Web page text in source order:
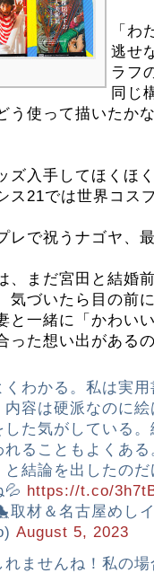
「わ
逃せ
ラフ
同じ
う使って描いたか
ズ入手してほくほ
ス21では世界コス
レで祝うナゴヤ、
、まだ宮田と結婚
気づいたら目の前
と一緒に「かわい
った想い出がある
くわかる。私は実
内容は硬派なのに
した気がしている
れることもよくあ
と結論を出したの
💦 https://t.co/
取材＆名古屋めし
August 5, 2023
れませんね！私の